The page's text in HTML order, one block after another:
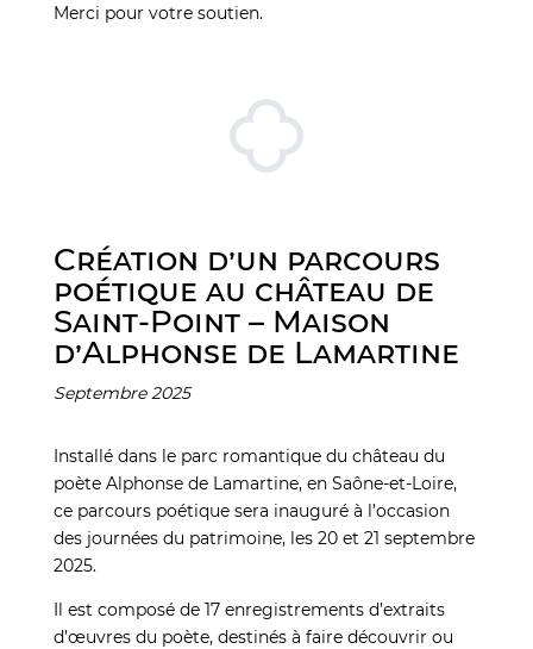
Merci pour votre soutien.
Création d’un parcours
poétique au château de
Saint-Point – Maison
d’Alphonse de Lamartine
Septembre 2025
Installé dans le parc romantique du château du
poète Alphonse de Lamartine, en Saône-et-Loire,
ce parcours poétique sera inauguré à l’occasion
des journées du patrimoine, les 20 et 21 septembre
2025.
Il est composé de 17 enregistrements d’extraits
d’œuvres du poète, destinés à faire découvrir ou